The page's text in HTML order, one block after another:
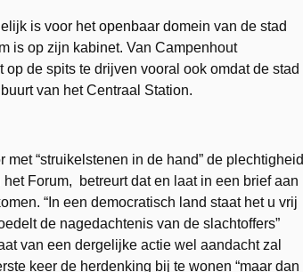
is voor het openbaar domein van de stad
is op zijn kabinet. Van Campenhout
de spits te drijven vooral ook omdat de stad
van het Centraal Station.
“struikelstenen in de hand” de plechtigheid
Forum, betreurt dat en laat in een brief aan
“In een democratisch land staat het u vrij
de nagedachtenis van de slachtoffers”
van een dergelijke actie wel aandacht zal
keer de herdenking bij te wonen “maar dan